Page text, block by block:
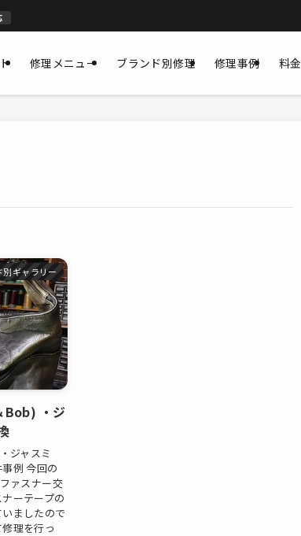
修理メニュー ブランド別修理 修理事例 料
ギャラリー
Bob) ・ジ
ジャスミ
例 今回の
ァスナー交
ーテープの
ましたので
理を行っ